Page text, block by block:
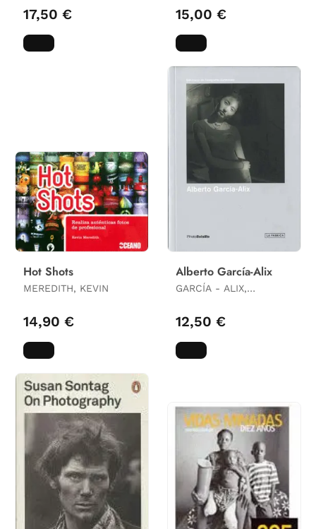
17,50 €
PUIGDEVALL,
MONTSERRATCOORD.
15,00 €
Hot Shots
MEREDITH, KEVIN
14,90 €
Alberto García-Alix
GARCÍA - ALIX,
12,50 €